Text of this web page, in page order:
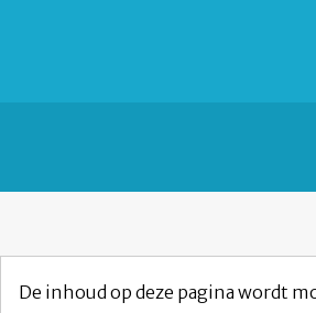
De inhoud op deze pagina wordt